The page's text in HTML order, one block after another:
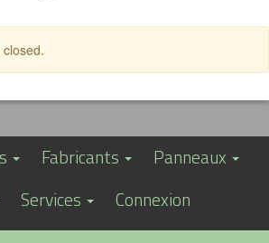
Fabricants
Panneaux
Services Connexion